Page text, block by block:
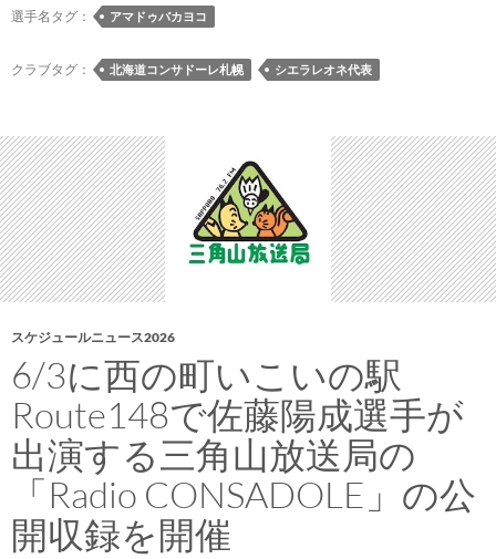
ロ ヨ
選
国
際
親
善
試
合
を
戦
シ
エ
レ
オ
ネ
代
選手名タグ： アマドゥバカヨコ
クラブタグ： 北海道コンサドーレ札幌 シエラレオネ代表
スケジュールニュース2026
6/3に西の町いこいの駅
Route148で佐藤陽成選手が
出演する三角山放送局の
「Radio CONSADOLE」の公
開収録を開催